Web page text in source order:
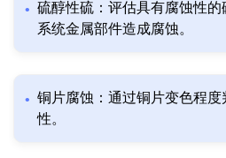
硫醇性硫：评估具有腐蚀性
系统金属部件造成腐蚀。
铜片腐蚀：通过铜片变色程
性。